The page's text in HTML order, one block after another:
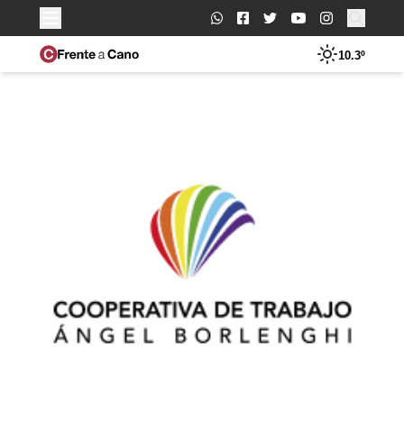
Buscar:
10.3º